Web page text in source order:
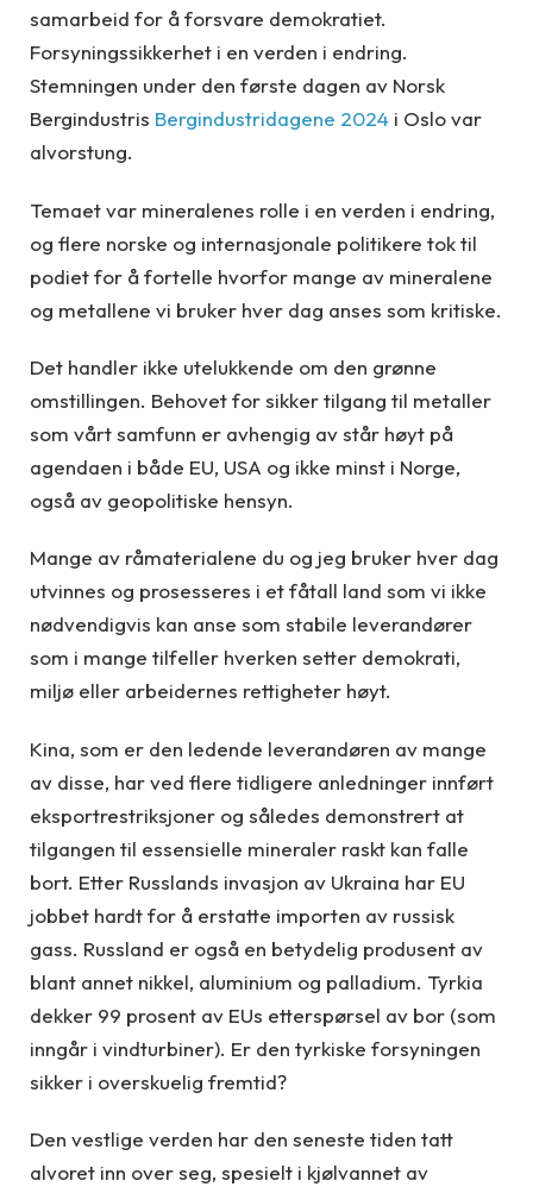
samarbeid for å forsvare demokratiet.
Forsyningssikkerhet i en verden i endring.
Stemningen under den første dagen av Norsk
Bergindustris Bergindustridagene 2024 i Oslo var
alvorstung.
Temaet var mineralenes rolle i en verden i endring,
og flere norske og internasjonale politikere tok til
podiet for å fortelle hvorfor mange av mineralene
og metallene vi bruker hver dag anses som kritiske.
Det handler ikke utelukkende om den grønne
omstillingen. Behovet for sikker tilgang til metaller
som vårt samfunn er avhengig av står høyt på
agendaen i både EU, USA og ikke minst i Norge,
også av geopolitiske hensyn.
Mange av råmaterialene du og jeg bruker hver dag
utvinnes og prosesseres i et fåtall land som vi ikke
nødvendigvis kan anse som stabile leverandører
som i mange tilfeller hverken setter demokrati,
miljø eller arbeidernes rettigheter høyt.
Kina, som er den ledende leverandøren av mange
av disse, har ved flere tidligere anledninger innført
eksportrestriksjoner og således demonstrert at
tilgangen til essensielle mineraler raskt kan falle
bort. Etter Russlands invasjon av Ukraina har EU
jobbet hardt for å erstatte importen av russisk
gass. Russland er også en betydelig produsent av
blant annet nikkel, aluminium og palladium. Tyrkia
dekker 99 prosent av EUs etterspørsel av bor (som
inngår i vindturbiner). Er den tyrkiske forsyningen
sikker i overskuelig fremtid?
Den vestlige verden har den seneste tiden tatt
alvoret inn over seg, spesielt i kjølvannet av